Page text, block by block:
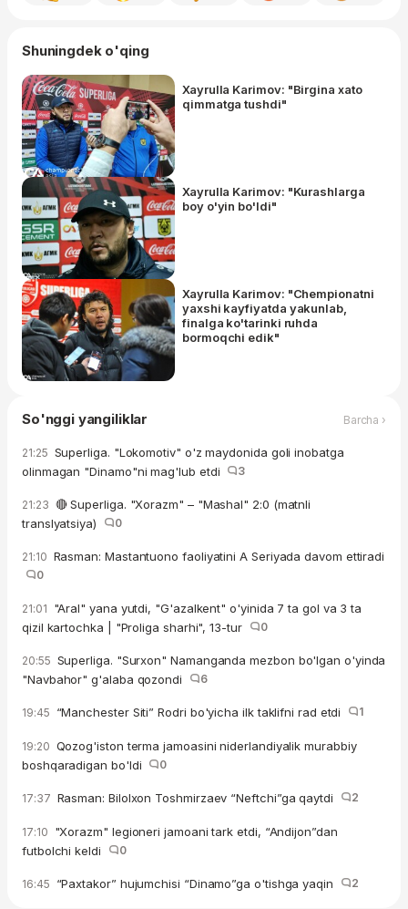
Shuningdek o'qing
Xayrulla Karimov: "Birgina xato
qimmatga tushdi"
Xayrulla Karimov: "Kurashlarga
boy o'yin bo'ldi"
Xayrulla Karimov: "Chempionatni
yaxshi kayfiyatda yakunlab,
finalga ko'tarinki ruhda
bormoqchi edik"
So'nggi yangiliklar Barcha ›
21:25 Superliga. "Lokomotiv" o'z maydonida goli inobatga
olinmagan "Dinamo"ni mag'lub etdi
3
21:23 🔴 Superliga. "Xorazm" – "Mashal" 2:0 (matnli
translyatsiya)
0
21:10 Rasman: Mastantuono faoliyatini A Seriyada davom ettiradi
0
21:01 "Aral" yana yutdi, "G'azalkent" o'yinida 7 ta gol va 3 ta
qizil kartochka | "Proliga sharhi", 13-tur
0
20:55 Superliga. "Surxon" Namanganda mezbon bo'lgan o'yinda
"Navbahor" g'alaba qozondi
6
19:45 “Manchester Siti” Rodri bo'yicha ilk taklifni rad etdi 1
19:20 Qozog'iston terma jamoasini niderlandiyalik murabbiy
boshqaradigan bo'ldi
0
17:37 Rasman: Bilolxon Toshmirzaev “Neftchi”ga qaytdi 2
17:10 "Xorazm" legioneri jamoani tark etdi, “Andijon”dan
futbolchi keldi
0
16:45 “Paxtakor” hujumchisi “Dinamo”ga o'tishga yaqin 2